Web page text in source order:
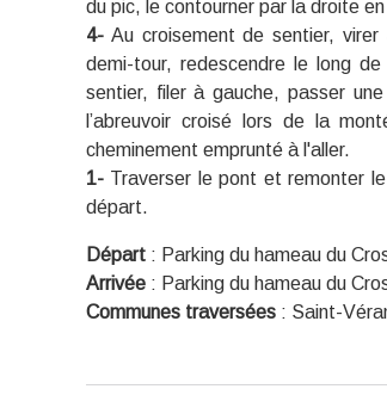
du pic, le contourner par la droite
4- Au croisement de sentier,
demi-tour, redescendre le long
sentier, filer à gauche, passer
l’abreuvoir croisé lors de la
cheminement emprunté à l'aller.
1- Traverser le pont et remonter
départ.
Départ : Parking du hameau du
Arrivée : Parking du hameau du
Communes traversées : Saint-